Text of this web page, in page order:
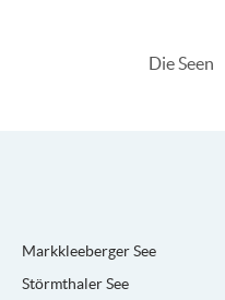
Die Seen
Markkleeberger See
Störmthaler See